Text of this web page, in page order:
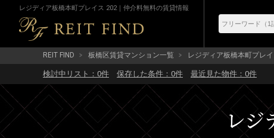
レジディア板橋本町プレイス 202｜仲介料無料の賃貸情報
REIT FIND 板橋区賃貸マンション一覧 レジディア板橋本町プレ
検討中リスト： 0件 保存した条件： 0件 最近見た物件： 0件
レジ